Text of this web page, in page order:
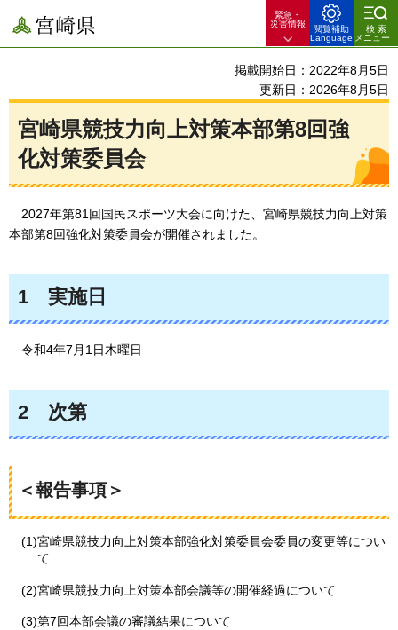
宮崎県
緊急・
災害情報
閲覧補助
Language
検索
メニュー
掲載開始日：2022年8月5日
更新日：2026年8月5日
宮崎県競技力向上対策本部第8回強
化対策委員会
2027年第81回国民スポーツ大会に向けた、宮崎県競技力向上対策
本部第8回強化対策委員会が開催されました。
1 実施日
令和4年7 月1日木曜日
2 次第
＜報告事項＞
(1)宮崎県競技力向上対策本部強化対策委員会委員の変更等につい
て
(2)宮崎県競技力向上対策本部会議等の開催経過について
(3)第7回本部会議の審議結果について